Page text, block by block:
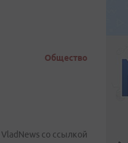
Общество
со ссылкой